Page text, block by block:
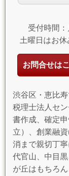
受付時間
土曜日はお
お問合せは
渋谷区・恵比
税理士法人セ
書作成、確定
立）、創業融
消まで親切丁
代官山、中目
が丘はもちろ